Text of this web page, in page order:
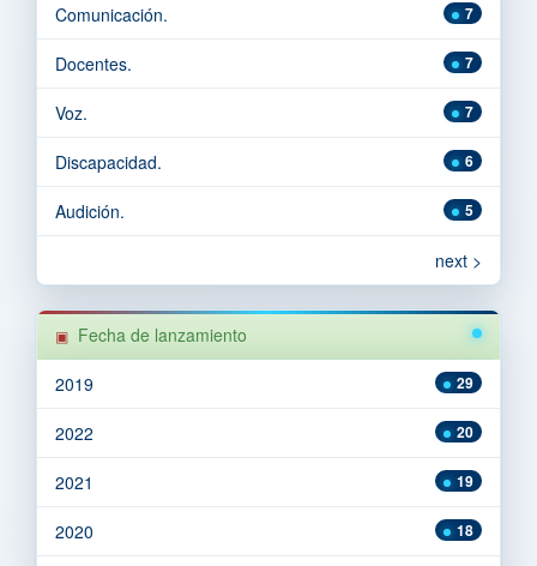
7
Comunicación.
7
Docentes.
7
Voz.
6
Discapacidad.
5
Audición.
next >
Fecha de lanzamiento
29
2019
20
2022
19
2021
18
2020